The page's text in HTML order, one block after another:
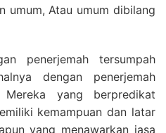
umum, Atau umum dibilang
penerjemah tersumpah
dengan penerjemah
yang berpredikat
kemampuan dan latar
yang menawarkan jasa